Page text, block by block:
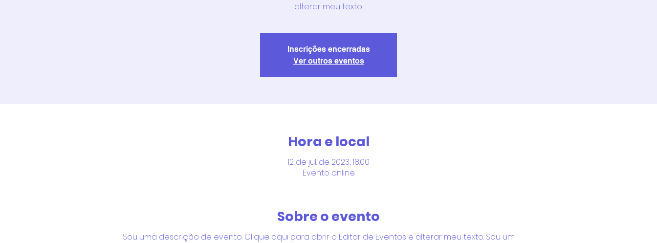
alterar meu texto.
Inscrições encerradas
Ver outros eventos
Hora e local
12 de jul. de 2023, 18:00
Evento online
Sobre o evento
Sou uma descrição de evento. Clique aqui para abrir o Editor de Eventos e alterar meu texto. Sou um